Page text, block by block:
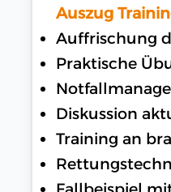
Auszug
Auffrischung
Praktische
Diskussion
Training an